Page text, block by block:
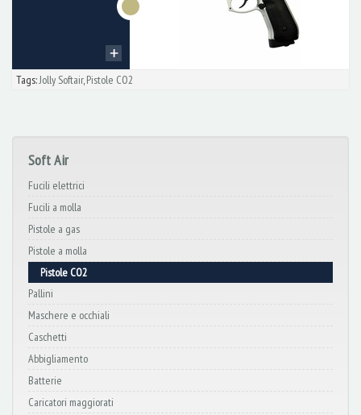
Tags:Jolly Softair,Pistole CO2
Soft Air
Fucili elettrici
Fucili a molla
Pistole a gas
Pistole a molla
Pistole CO2
Pallini
Maschere e occhiali
Caschetti
Abbigliamento
Batterie
Caricatori maggiorati